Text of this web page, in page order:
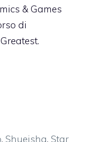
& Games
di
,Shueisha,Star